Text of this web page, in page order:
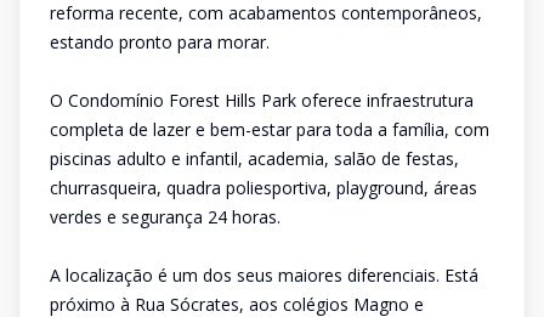
reforma recente, com acabamentos contemporâneos,
estando pronto para morar.
O Condomínio Forest Hills Park oferece infraestrutura
completa de lazer e bem-estar para toda a família, com
piscinas adulto e infantil, academia, salão de festas,
churrasqueira, quadra poliesportiva, playground, áreas
verdes e segurança 24 horas.
A localização é um dos seus maiores diferenciais. Está
próximo à Rua Sócrates, aos colégios Magno e